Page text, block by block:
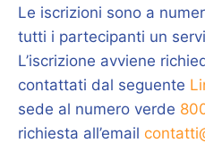
Le iscrizioni sono a
tutti i partecipanti un
L’iscrizione avviene
contattati dal seguente
sede al numero verde
richiesta all’email